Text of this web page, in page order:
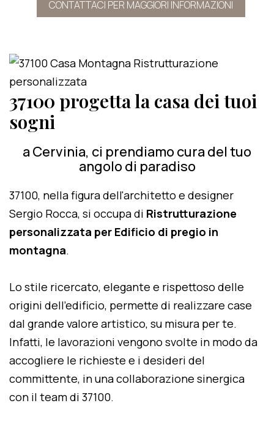
CONTATTACI PER MAGGIORI INFORMAZIONI
37100 progetta la casa dei tuoi
sogni
a Cervinia, ci prendiamo cura del tuo
angolo di paradiso
37100, nella figura dell'architetto e designer
Sergio Rocca, si occupa di Ristrutturazione
personalizzata per Edificio di pregio in
montagna.
Lo stile ricercato, elegante e rispettoso delle
origini dell'edificio, permette di realizzare case
dal grande valore artistico, su misura per te.
Infatti, le lavorazioni vengono svolte in modo da
accogliere le richieste e i desideri del
committente, in una collaborazione sinergica
con il team di 37100.